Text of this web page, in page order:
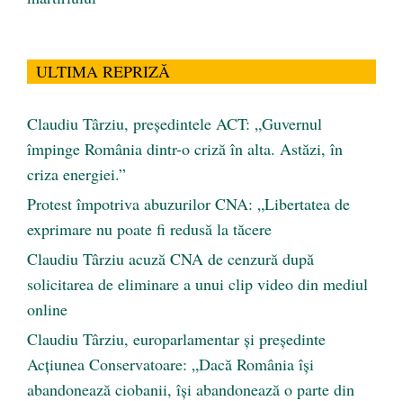
ULTIMA REPRIZĂ
Claudiu Târziu, președintele ACT: „Guvernul
împinge România dintr-o criză în alta. Astăzi, în
criza energiei.”
Protest împotriva abuzurilor CNA: „Libertatea de
exprimare nu poate fi redusă la tăcere
Claudiu Târziu acuză CNA de cenzură după
solicitarea de eliminare a unui clip video din mediul
online
Claudiu Târziu, europarlamentar și președinte
Acțiunea Conservatoare: „Dacă România își
abandonează ciobanii, își abandonează o parte din